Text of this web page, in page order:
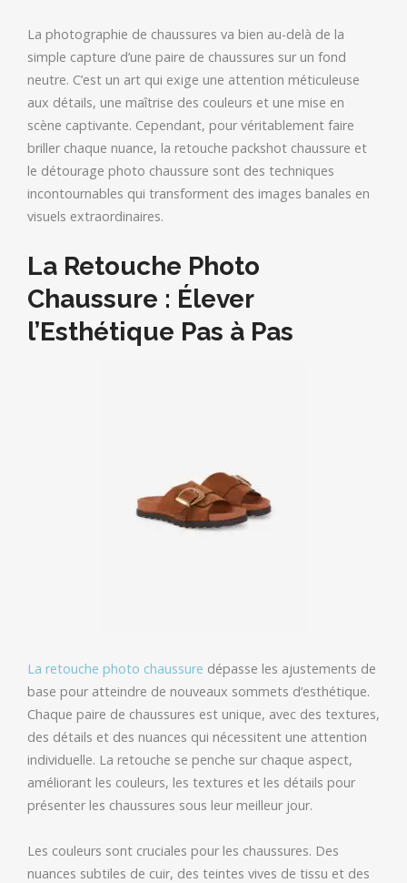
La photographie de chaussures va bien au-delà de la
simple capture d’une paire de chaussures sur un fond
neutre. C’est un art qui exige une attention méticuleuse
aux détails, une maîtrise des couleurs et une mise en
scène captivante. Cependant, pour véritablement faire
briller chaque nuance, la retouche packshot chaussure et
le détourage photo chaussure sont des techniques
incontournables qui transforment des images banales en
visuels extraordinaires.
La Retouche Photo
Chaussure : Élever
l’Esthétique Pas à Pas
La retouche photo chaussure dépasse les ajustements de
base pour atteindre de nouveaux sommets d’esthétique.
Chaque paire de chaussures est unique, avec des textures,
des détails et des nuances qui nécessitent une attention
individuelle. La retouche se penche sur chaque aspect,
améliorant les couleurs, les textures et les détails pour
présenter les chaussures sous leur meilleur jour.
Les couleurs sont cruciales pour les chaussures. Des
nuances subtiles de cuir, des teintes vives de tissu et des